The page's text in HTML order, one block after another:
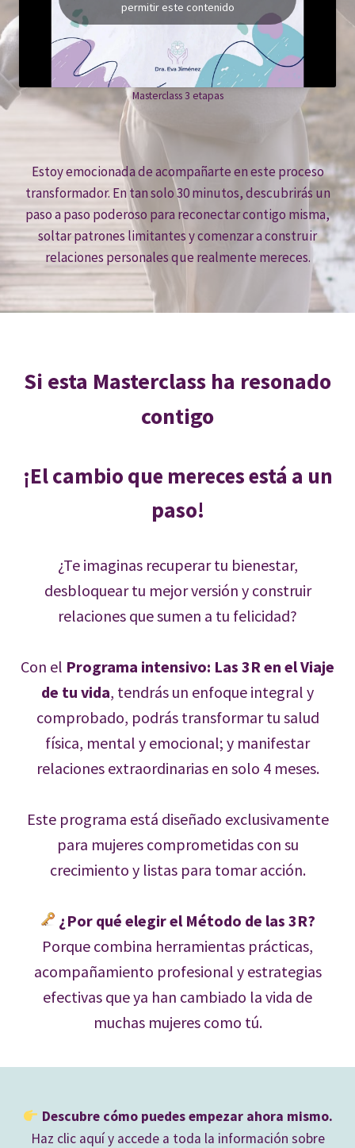
permitir este contenido
Masterclass 3 etapas
Estoy emocionada de acompañarte en este proceso
transformador. En tan solo 30 minutos, descubrirás un
paso a paso poderoso para reconectar contigo misma,
soltar patrones limitantes y comenzar a construir
relaciones personales que realmente mereces.
Si esta Masterclass ha resonado
contigo
¡El cambio que mereces está a un
paso!
¿Te imaginas recuperar tu bienestar,
desbloquear tu mejor versión y construir
relaciones que sumen a tu felicidad?
Con el Programa intensivo: Las 3R en el Viaje
de tu vida, tendrás un enfoque integral y
comprobado, podrás transformar tu salud
física, mental y emocional; y manifestar
relaciones extraordinarias en solo 4 meses.
Este programa está diseñado exclusivamente
para mujeres comprometidas con su
crecimiento y listas para tomar acción.
¿Por qué elegir el Método de las 3R?
Porque combina herramientas prácticas,
acompañamiento profesional y estrategias
efectivas que ya han cambiado la vida de
muchas mujeres como tú.
Descubre cómo puedes empezar ahora mismo.
Haz clic aquí y accede a toda la información sobre